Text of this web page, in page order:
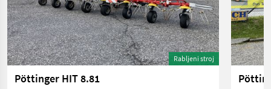
Rabljeni stroj
Pöttinger HIT 8.81